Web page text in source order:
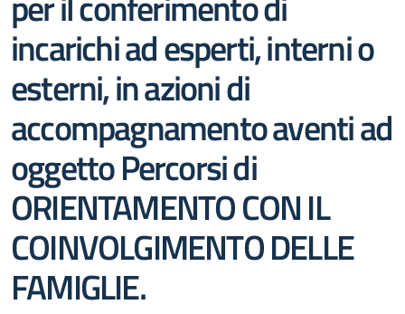
incarichi ad esperti, interni o
esterni, in azioni di
accompagnamento aventi ad
oggetto Percorsi di
ORIENTAMENTO CON IL
COINVOLGIMENTO DELLE
FAMIGLIE.